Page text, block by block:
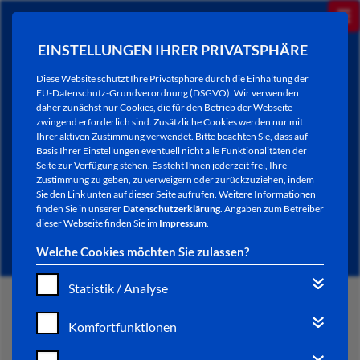
EINSTELLUNGEN IHRER PRIVATSPHÄRE
Diese Website schützt Ihre Privatsphäre durch die Einhaltung der
EU-Datenschutz-Grundverordnung (DSGVO). Wir verwenden
daher zunächst nur Cookies, die für den Betrieb der Webseite
zwingend erforderlich sind. Zusätzliche Cookies werden nur mit
Ihrer aktiven Zustimmung verwendet. Bitte beachten Sie, dass auf
Basis Ihrer Einstellungen eventuell nicht alle Funktionalitäten der
Seite zur Verfügung stehen. Es steht Ihnen jederzeit frei, Ihre
Zustimmung zu geben, zu verweigern oder zurückzuziehen, indem
Sie den Link unten auf dieser Seite aufrufen. Weitere Informationen
finden Sie in unsererDatenschutzerklärung. Angaben zum Betreiber
dieser Webseite finden Sie im Impressum.
Welche Cookies möchten Sie zulassen?
Statistik / Analyse
Komfortfunktionen
NEWSLETTER / CITY LETTER
START